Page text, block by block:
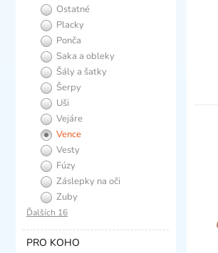
Ostatné
Placky
Ponča
Saka a obleky
Šály a šatky
Šerpy
Uši
Vejáre
Vence
Vesty
Fúzy
Záslepky na oči
Zuby
Ďalších 16
PRO KOHO